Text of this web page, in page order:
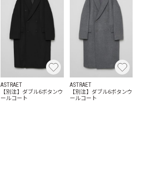
ASTRAET
【別注】ダブル6ボタンウ
ールコート
ASTRAET
【別注】ダブル6ボタンウ
ールコート